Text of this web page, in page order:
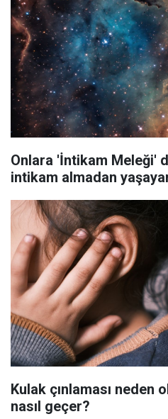
Onlara 'İntikam Meleği'
intikam almadan
Kulak çınlaması neden
nasıl geçer?